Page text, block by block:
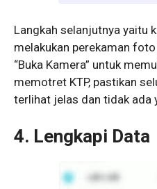
Langkah selanjutnya yaitu
melakukan perekaman
“Buka Kamera” untuk
memotret KTP, pastikan
terlihat jelas dan tidak ada
4. Lengkapi Data